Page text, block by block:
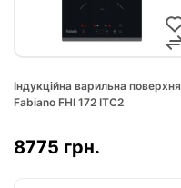
Індукційна варильна поверхня
Fabiano FHI 172 ITC2
8775 грн.